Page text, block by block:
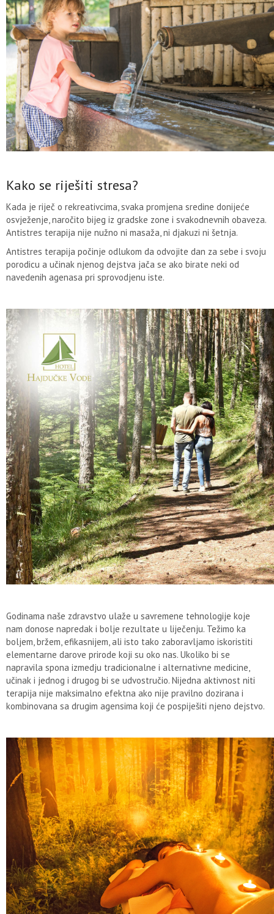
Kako se riješiti stresa?
Kada je riječ o rekreativcima, svaka promjena sredine donijeće
osvježenje, naročito bijeg iz gradske zone i svakodnevnih obaveza.
Antistres terapija nije nužno ni masaža, ni djakuzi ni šetnja.
Antistres terapija počinje odlukom da odvojite dan za sebe i svoju
porodicu a učinak njenog dejstva jača se ako birate neki od
navedenih agenasa pri sprovodjenu iste.
Godinama naše zdravstvo ulaže u savremene tehnologije koje
nam donose napredak i bolje rezultate u liječenju. Težimo ka
boljem, bržem, efikasnijem, ali isto tako zaboravljamo iskoristiti
elementarne darove prirode koji su oko nas. Ukoliko bi se
napravila spona izmedju tradicionalne i alternativne medicine,
učinak i jednog i drugog bi se udvostručio. Nijedna aktivnost niti
terapija nije maksimalno efektna ako nije pravilno dozirana i
kombinovana sa drugim agensima koji će pospiješiti njeno dejstvo.